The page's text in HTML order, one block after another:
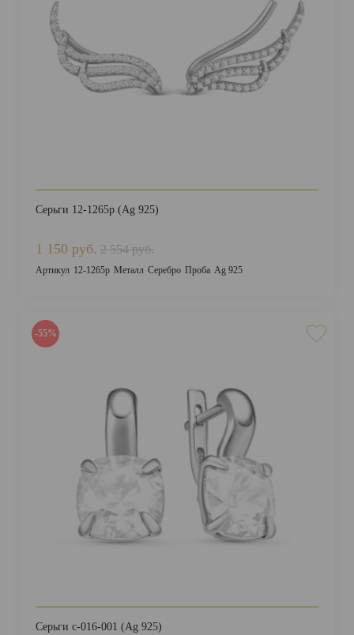
Серьги 12-1265р (Ag 925)
1 150 руб. 2 554 руб.
Артикул 12-1265р Металл Серебро Проба Ag 925
-55%
Серьги с-016-001 (Ag 925)